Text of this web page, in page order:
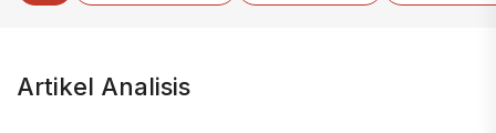
Artikel Analisis